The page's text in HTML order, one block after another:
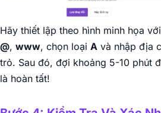
Hãy thiết lập theo hình minh họa
@, www, chọn loại A và nhập địa
trỏ. Sau đó, đợi khoảng 5-10 phút
là hoàn tất!